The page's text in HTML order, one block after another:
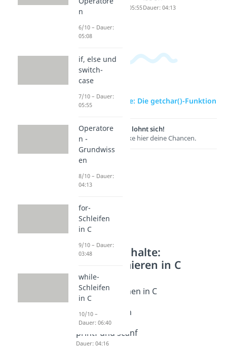
ren
Dauer: 05:55Dauer: 04:13
zur Videoseite: Die getchar()-Funktion
Lernen lohnt sich!
Entdecke hier deine Chancen.
Weitere Inhalte:
Programmieren in C
Funktionen in C
Intro Funktionen in C
Dauer: 01:32
Main-Funktion
Dauer: 03:50
printf und scanf
Dauer: 04:16
n
6/10 – Dauer:
05:08
if, else und
switch-
case
7/10 – Dauer:
05:55
Operatore
n -
Grundwiss
en
8/10 – Dauer:
04:13
for-
Schleifen
in C
9/10 – Dauer:
03:48
while-
Schleifen
in C
10/10 –
Dauer: 06:40